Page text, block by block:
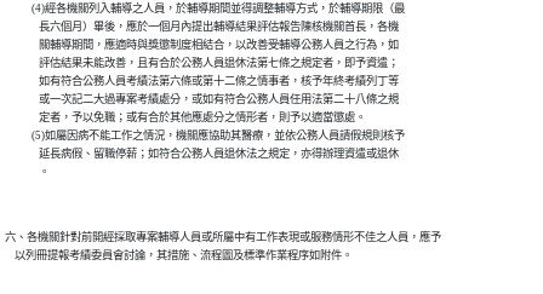
           (4)經各機關列入輔導之人員，於輔導期間並得調整輔導方式，於輔導期限（最
              長六個月）畢後，應於一個月內提出輔導結果評估報告陳核機關首長，各機
              關輔導期間，應適時與獎懲制度相結合，以改善受輔導公務人員之行為，如
              評估結果未能改善，且有合於公務人員退休法第七條之規定者，即予資遣；
              如有符合公務人員考績法第六條或第十二條之情事者，核予年終考績列丁等
              或一次記二大過專案考績處分，或如有符合公務人員任用法第二十八條之規
              定者，予以免職；或有合於其他應處分之情形者，則予以適當懲處。
           (5)如屬因病不能工作之情況，機關應協助其醫療，並依公務人員請假規則核予
              延長病假、留職停薪；如符合公務人員退休法之規定，亦得辦理資遣或退休
六、各機關針對前開經採取專案輔導人員或所屬中有工作表現或服務情形不佳之人員，應予